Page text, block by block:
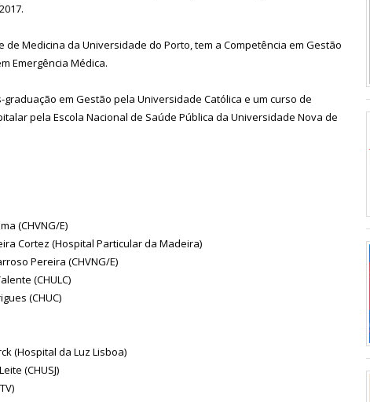
de Medicina da Universidade do Porto, tem a Competência em Gestão
Emergência Médica.
em Gestão pela Universidade Católica e um curso de
pela Escola Nacional de Saúde Pública da Universidade Nova de
(CHVNG/E)
Cortez (Hospital Particular da Madeira)
Pereira (CHVNG/E)
(CHULC)
(CHUC)
(Hospital da Luz Lisboa)
(CHUSJ)